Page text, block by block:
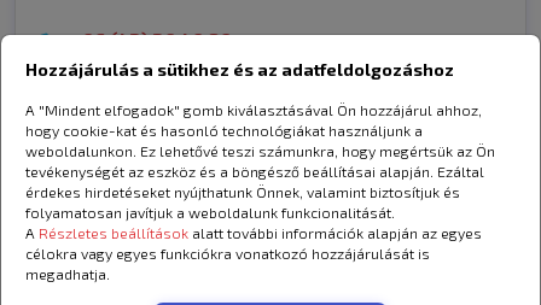
06 (42) 20 40 80
(Hétfő-Péntek:08:00-17:00)
Kapcsolat
Miért válaszd aMARSO-t?
Országos szervizhálózat
Hozzájárulás a sütikhez és az adatfeldolgozáshoz
A "Mindent elfogadok" gomb kiválasztásával Ön hozzájárul ahhoz,
hogy cookie-kat és hasonló technológiákat használjunk a
weboldalunkon. Ez lehetővé teszi számunkra, hogy megértsük az Ön
tevékenységét az eszköz és a böngésző beállításai alapján. Ezáltal
érdekes hirdetéseket nyújthatunk Önnek, valamint biztosítjuk és
folyamatosan javítjuk a weboldalunk funkcionalitását.
A Részletes beállítások alatt további információk alapján az egyes
célokra vagy egyes funkciókra vonatkozó hozzájárulását is
megadhatja.